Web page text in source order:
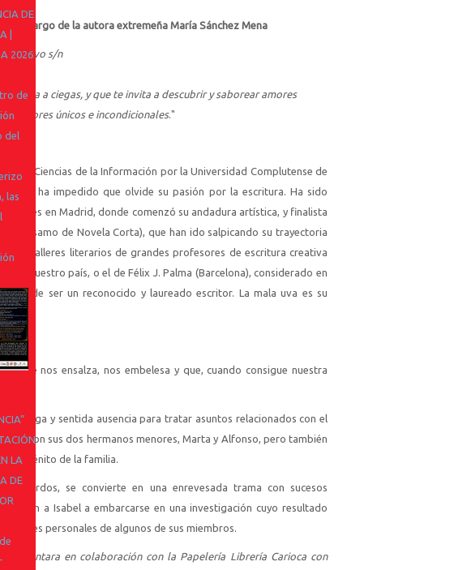
DE
|
2026
de
del
las
LA
DE
a cargo de la autora extremeña María Sánchez Mena
Bravo s/n
cata a ciegas, y que te invita a descubrir y saborear amores
amores únicos e incondicionales."
en Ciencias de la Información por la Universidad Complutense de
no ha impedido que olvide su pasión por la escritura. Ha sido
en Madrid, donde comenzó su andadura artística, y finalista
Sésamo de Novela Corta), que han ido salpicando su trayectoria
en talleres literarios de grandes profesores de escritura creativa
de nuestro país, o el de Félix J. Palma (Barcelona), considerado en
de ser un reconocido y laureado escritor. La mala uva es su
que nos ensalza, nos embelesa y que, cuando consigue nuestra
larga y sentida ausencia para tratar asuntos relacionados con el
con sus dos hermanos menores, Marta y Alfonso, pero también
de la familia.
se convierte en una enrevesada trama con sucesos
a Isabel a embarcarse en una investigación cuyo resultado
personales de algunos de sus miembros.
Alcántara en colaboración con la Papelería Librería Carioca con